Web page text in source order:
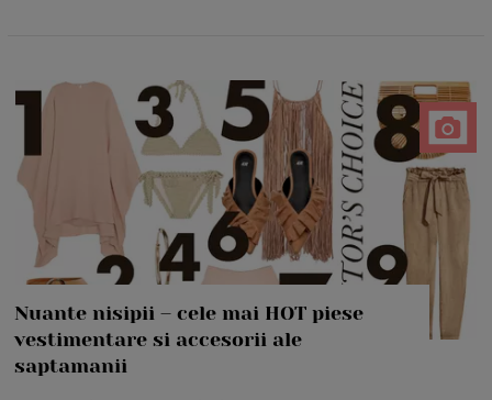
Nuante nisipii – cele mai HOT piese
vestimentare si accesorii ale
saptamanii